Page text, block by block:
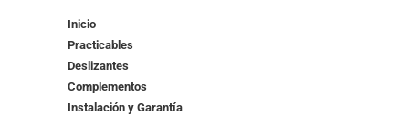
Inicio
Practicables
Deslizantes
Complementos
Instalación y Garantía